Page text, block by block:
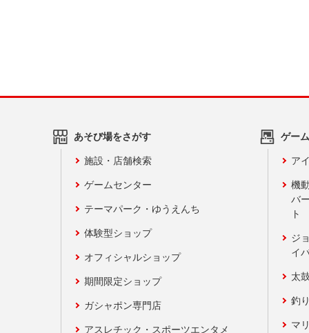
あそび場をさがす
施設・店舗検索
ゲームセンター
テーマパーク・ゆうえんち
体験型ショップ
オフィシャルショップ
期間限定ショップ
ガシャポン専門店
アスレチック・スポーツエンタメ
ゲー
ア
機
バ
ト
ジ
イ
太
釣
マ